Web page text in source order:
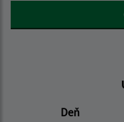
Google reCaptcha
Deň